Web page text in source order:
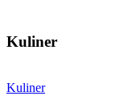
Kuliner
Kuliner